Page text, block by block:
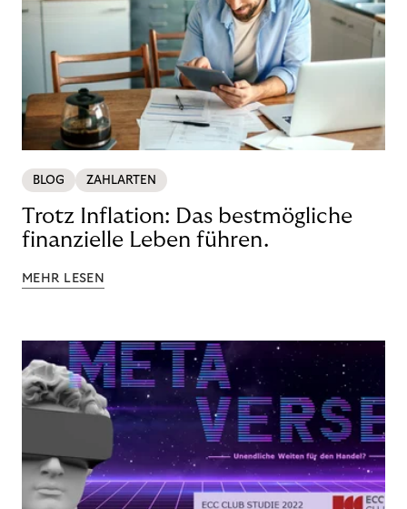
BLOG ZAHLARTEN
Trotz Inflation: Das bestmögliche
finanzielle Leben führen.
MEHR LESEN